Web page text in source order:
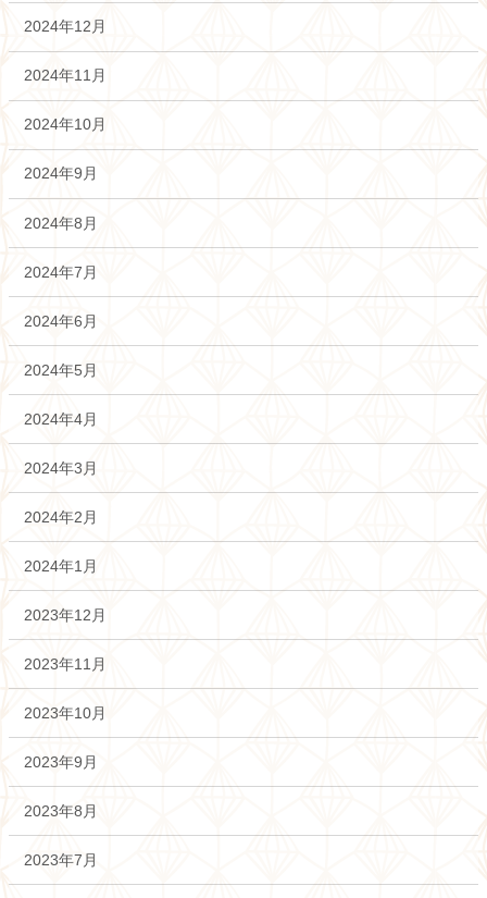
2024年12月
2024年11月
2024年10月
2024年9月
2024年8月
2024年7月
2024年6月
2024年5月
2024年4月
2024年3月
2024年2月
2024年1月
2023年12月
2023年11月
2023年10月
2023年9月
2023年8月
2023年7月